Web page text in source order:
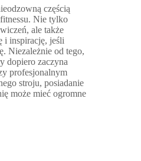
częścią
Nie tylko
ale także
i inspirację, jeśli
Niezależnie od tego,
dopiero zaczyna
profesjonalnym
stroju, posiadanie
może mieć ogromne